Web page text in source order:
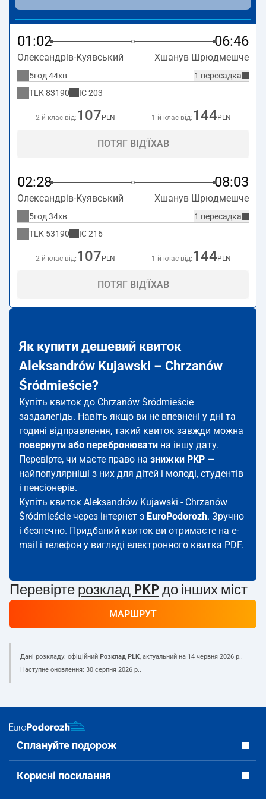
01:02 06:46
Олександрів-Куявський Хшанув Шрюдмешче
1 пересадка
5год 44хв
TLK 83190 IC203
2-й клас від: 107 PLN 1-й клас від: 144 PLN
ПОТЯГ ВІД'ЇХАВ
02:28 08:03
Олександрів-Куявський Хшанув Шрюдмешче
1 пересадка
5год 34хв
TLK 53190 IC216
2-й клас від: 107 PLN 1-й клас від: 144 PLN
ПОТЯГ ВІД'ЇХАВ
Як купити дешевий квиток
Aleksandrów Kujawski – Chrzanów
Śródmieście?
Купіть квиток до Chrzanów Śródmieście
заздалегідь. Навіть якщо ви не впевнені у дні та
годині відправлення, такий квиток завжди можна
повернути або перебронювати на іншу дату.
Перевірте, чи маєте право на знижки PKP —
найпопулярніші з них для дітей і молоді, студентів
і пенсіонерів.
Купіть квиток Aleksandrów Kujawski - Chrzanów
Śródmieście через інтернет з EuroPodorozh. Зручно
і безпечно. Придбаний квиток ви отримаєте на e-
mail і телефон у вигляді електронного квитка PDF.
Перевірте розклад PKP до інших міст
МАРШРУТ
Дані розкладу: офіційний Розклад PLK, актуальний на 14 червня 2026 р..
Наступне оновлення: 30 серпня 2026 р..
Сплануйте подорож
Корисні посилання